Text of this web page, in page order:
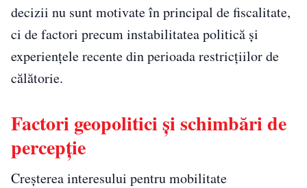
decizii nu sunt motivate în principal de fiscalitate,
ci de factori precum instabilitatea politică și
experiențele recente din perioada restricțiilor de
călătorie.
Factori geopolitici și schimbări de
percepție
Creșterea interesului pentru mobilitate